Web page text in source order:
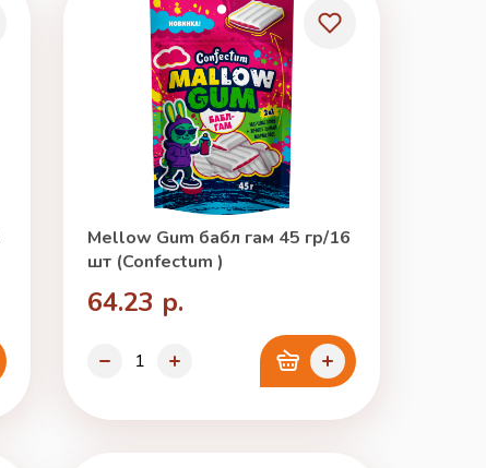
Mellow Gum бабл гам 45 гр/16
шт (Confectum )
64.23 р.